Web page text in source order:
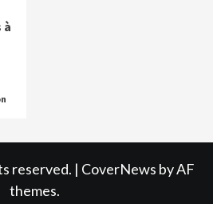
à
reserved. | CoverNews by AF
themes.